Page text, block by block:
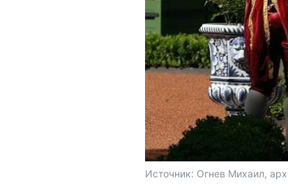
Источник: Огнев Михаил,